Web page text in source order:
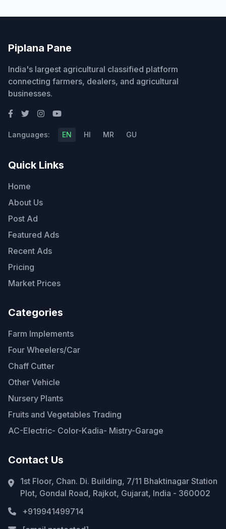
Piplana Pane
India's largest agricultural classified platform
connecting farmers, dealers, and agricultural
businesses.
Languages: EN HI MR GU
Quick Links
Home
About Us
Post Ad
Featured Ads
Recent Ads
Pricing
Market Prices
Categories
Farm Implements
Four Wheelers/Car
Chaff Cutter
Other Vehicle
Nursery Plants
Fruits and Vegetables Trading
AC-Electric- Color-Kadia- Mistry-Garage
Contact Us
1st Floor, Chan. Di. Building, 7/11 Bhaktinagar Station
Plot, Gondal Road, Rajkot, Gujarat, India - 360002
+919941499714